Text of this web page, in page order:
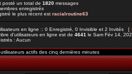
posté un total de1820messages
enregistrés
le plus récent estracialroutine63
en ligne :: 0 Enregistré, 0 Invisible et 2 Invités [
d'utilisateurs en ligne est de4641le Sam Fév 14,
: Aucun
actifs des cinq dernières minutes